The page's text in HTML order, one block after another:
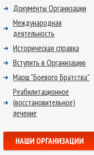
Документы Организации
Международная
деятельность
Историческая справка
Вступить в Организацию
Марш "Боевого Братства"
Реабилитационное
(восстановительное)
лечение
НАШИ ОРГАНИЗАЦИИ